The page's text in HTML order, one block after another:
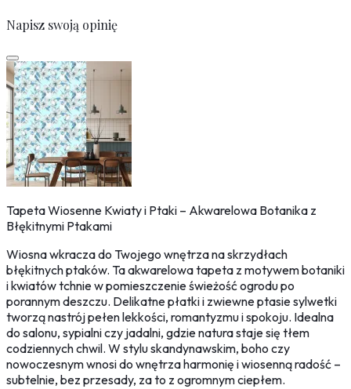
Napisz swoją opinię
Tapeta Wiosenne Kwiaty i Ptaki – Akwarelowa Botanika z
Błękitnymi Ptakami
Wiosna wkracza do Twojego wnętrza na skrzydłach
błękitnych ptaków. Ta akwarelowa tapeta z motywem botaniki
i kwiatów tchnie w pomieszczenie świeżość ogrodu po
porannym deszczu. Delikatne płatki i zwiewne ptasie sylwetki
tworzą nastrój pełen lekkości, romantyzmu i spokoju. Idealna
do salonu, sypialni czy jadalni, gdzie natura staje się tłem
codziennych chwil. W stylu skandynawskim, boho czy
nowoczesnym wnosi do wnętrza harmonię i wiosenną radość –
subtelnie, bez przesady, za to z ogromnym ciepłem.